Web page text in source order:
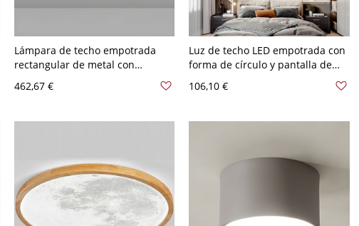
Lámpara de techo empotrada
rectangular de metal con
bombilla LED y pantalla acrílica
hacia abajo - Gris 110 A 120 V
462,67 €
Luz de techo LED empotrada con
forma de círculo y pantalla de
modernos - Gris 110 A 120 V
106,10 €